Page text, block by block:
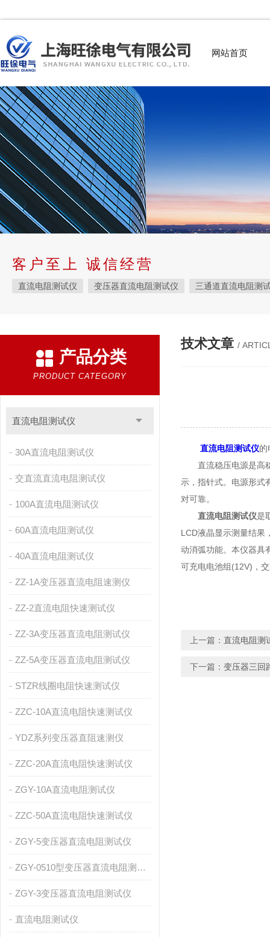
网站首页
客户至上 诚信经营
直流电阻测试仪 变压器直流电阻测试仪 三通道直流电阻测
三通道助磁直流电阻测试仪 手持式直流电阻测试仪
直流电机片间电阻测试仪
变压器变比组别测试仪 变压器变比测试仪
全自动变压器变比测试仪 变压器变比组别测量仪
自动变压器变
自动变比组别测试仪 自动变比测试仪 变压器变比自动测试
绝缘电阻测试仪 承
无纺布熔喷布静电发生器 AGV刷板刷块
产品分类
PRODUCT CATEGORY
直流电阻测试仪
30A直流电阻测试仪
交直流直流电阻测试仪
100A直流电阻测试仪
60A直流电阻测试仪
40A直流电阻测试仪
ZZ-1A变压器直流电阻速测仪
ZZ-2直流电阻快速测试仪
ZZ-3A变压器直流电阻测试仪
ZZ-5A变压器直流电阻测试仪
STZR线圈电阻快速测试仪
ZZC-10A直流电阻快速测试仪
YDZ系列变压器直阻速测仪
ZZC-20A直流电阻快速测试仪
ZGY-10A直流电阻测试仪
ZZC-50A直流电阻快速测试仪
ZGY-5变压器直流电阻测试仪
ZGY-0510型变压器直流电阻测试仪
ZGY-3变压器直流电阻测试仪
直流电阻测试仪
技术文章 /
直流电阻测试仪的
直流稳压电源是高稳
示，指针式。电源形式
对可靠。
直流电阻测试仪是
LCD液晶显示测量结果
动消弧功能。本仪器具
可充电电池组(12V)，
上一篇： 直流电阻测
下一篇： 变压器三回